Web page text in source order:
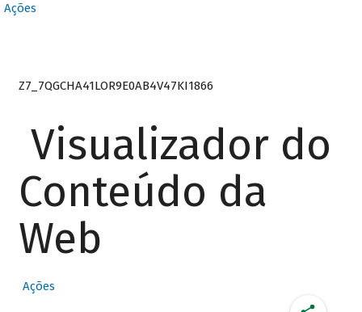
Ações
Z7_7QGCHA41LOR9E0AB4V47KI1866
Visualizador do
Conteúdo da
Web
Ações